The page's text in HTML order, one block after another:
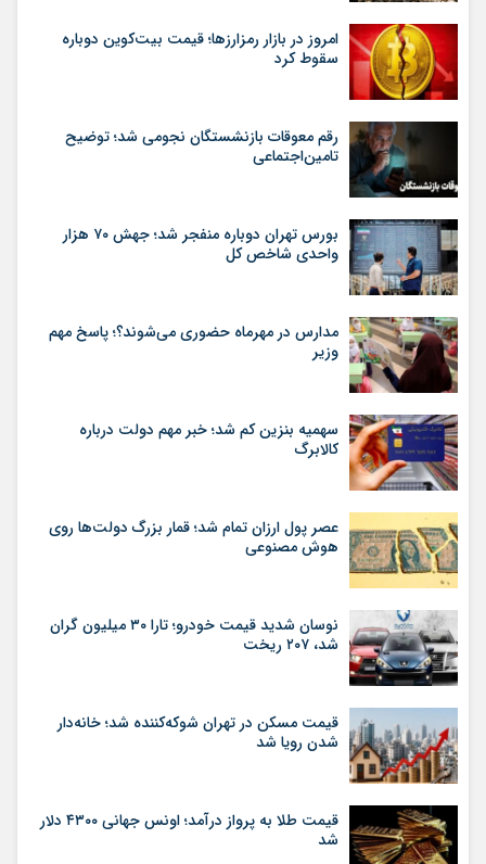
امروز در بازار رمزارزها؛ قیمت بیت‌کوین دوباره
سقوط کرد
رقم معوقات بازنشستگان نجومی شد؛ توضیح
تامین‌اجتماعی
بورس تهران دوباره منفجر شد؛ جهش ۷۰ هزار
واحدی شاخص کل
مدارس در مهرماه حضوری می‌شوند؟؛ پاسخ مهم
وزیر
سهمیه بنزین کم شد؛ خبر مهم دولت درباره
کالابرگ
عصر پول ارزان تمام شد؛ قمار بزرگ دولت‌ها روی
هوش مصنوعی
نوسان شدید قیمت خودرو؛ تارا ۳۰ میلیون گران
شد، ۲۰۷ ریخت
قیمت مسکن در تهران شوکه‌کننده شد؛ خانه‌دار
شدن رویا شد
قیمت طلا به پرواز درآمد؛ اونس جهانی ۴۳۰۰ دلار
شد